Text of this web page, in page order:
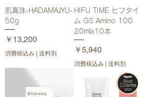
肌真珠-HADAMAJYU-
50g
価格
￥13,200
消費税込み 送料別
HIFU TIME ヒフタイ
ム GS Amino 100
20mlx10本
価格
￥5,940
消費税込み 送料別